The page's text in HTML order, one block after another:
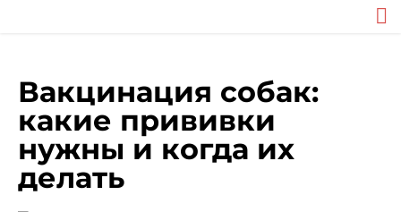
Вакцинация собак:
какие прививки
нужны и когда их
делать